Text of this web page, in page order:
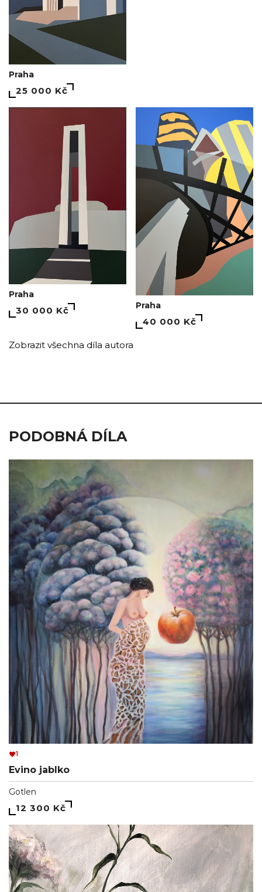
Praha
25 000 Kč
Praha
30 000 Kč Praha
40 000 Kč
Zobrazit všechna díla autora
PODOBNÁ DÍLA
1
Evino jablko
Gotlen
12 300 Kč